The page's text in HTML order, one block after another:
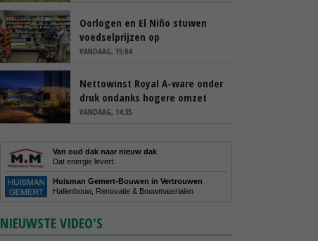
Oorlogen en El Niño stuwen
voedselprijzen op
VANDAAG, 15:04
Nettowinst Royal A-ware onder
druk ondanks hogere omzet
VANDAAG, 14:35
Van oud dak naar nieuw dak
Dat energie levert.
Huisman Gemert-Bouwen in Vertrouwen
Hallenbouw, Renovatie & Bouwmaterialen
NIEUWSTE VIDEO'S